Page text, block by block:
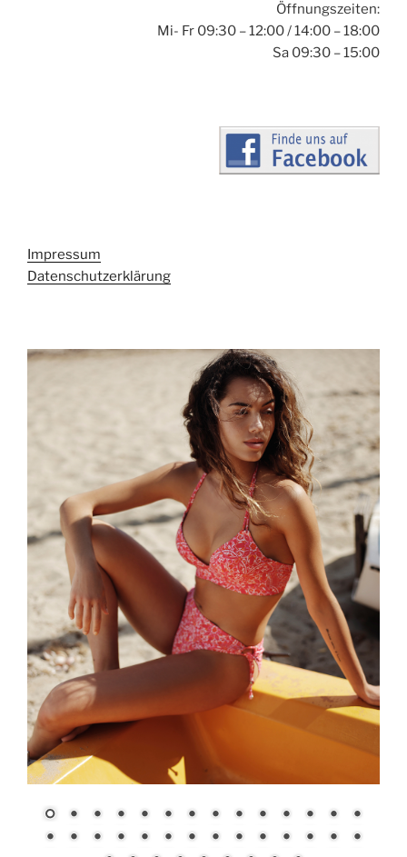
Öffnungszeiten:
Mi- Fr 09:30 – 12:00 / 14:00 – 18:00
Sa 09:30 – 15:00
Impressum
Datenschutzerklärung